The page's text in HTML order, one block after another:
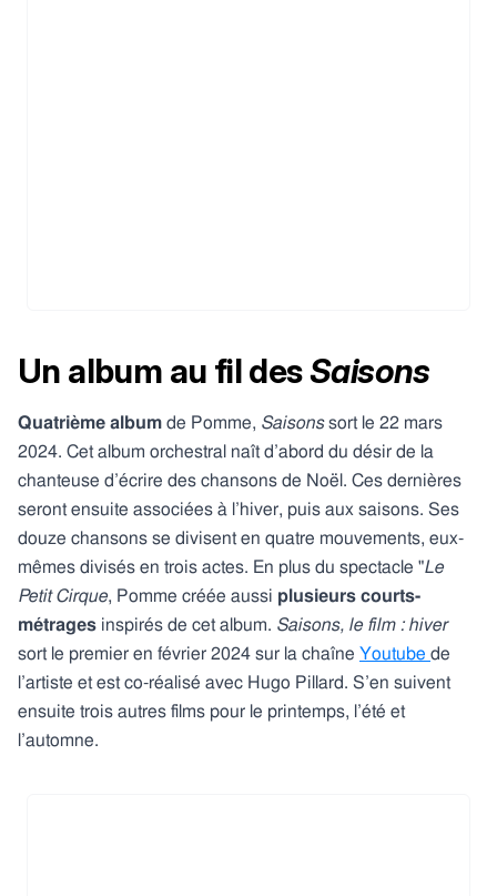
Un album au fil desSaisons
Quatrième album de Pomme, Saisonssort le 22 mars
2024. Cet album orchestral naît d’abord du désir de la
chanteuse d’écrire des chansons de Noël. Ces dernières
seront ensuite associées à l’hiver, puis aux saisons. Ses
douze chansons se divisent en quatre mouvements, eux-
mêmes divisés en trois actes. En plus du spectacle "Le
Petit Cirque, Pomme créée aussi plusieurs courts-
métrages inspirés de cet album. Saisons, le film : hiver
sort le premier en février 2024 sur la chaîne Youtube de
l’artiste et est co-réalisé avec Hugo Pillard. S’en suivent
ensuite trois autres films pour le printemps, l’été et
l’automne.